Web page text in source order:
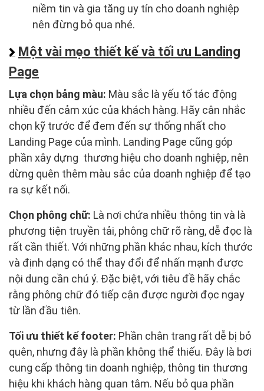
niềm tin và gia tăng uy tín cho doanh nghiệp
nên đừng bỏ qua nhé.
Một vài mẹo thiết kế và tối ưu Landing
Page
Lựa chọn bảng màu: Màu sắc là yếu tố tác động
nhiều đến cảm xúc của khách hàng. Hãy cân nhắc
chọn kỹ trước để đem đến sự thống nhất cho
Landing Page của mình. Landing Page cũng góp
phần xây dựng thương hiệu cho doanh nghiệp, nên
dừng quên thêm màu sắc của doanh nghiệp để tạo
ra sự kết nối.
Chọn phông chữ: Là nơi chứa nhiều thông tin và là
phương tiện truyền tải, phông chữ rõ ràng, dễ đọc là
rất cần thiết. Với những phần khác nhau, kích thước
và định dạng có thể thay đổi để nhấn mạnh được
nội dung cần chú ý. Đặc biệt, với tiêu đề hãy chắc
rằng phông chữ đó tiếp cận được người đọc ngay
từ lần đầu tiên.
Tối ưu thiết kế footer: Phần chân trang rất dễ bị bỏ
quên, nhưng đây là phần không thể thiếu. Đây là bơi
cung cấp thông tin doanh nghiệp, thông tin thương
hiệu khi khách hàng quan tâm. Nếu bỏ qua phần